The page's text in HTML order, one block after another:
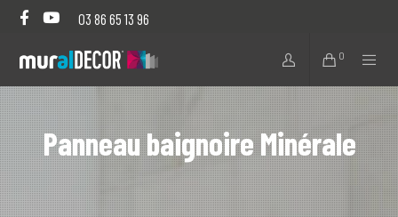
03 86 65 13 96
0
Panneau baignoire Minérale